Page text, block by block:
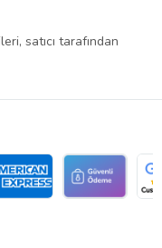
satıcı tarafından